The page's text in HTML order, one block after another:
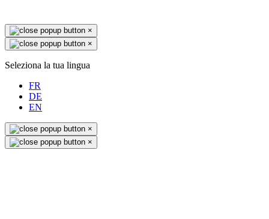
×
×
Seleziona la tua lingua
FR
DE
EN
×
×